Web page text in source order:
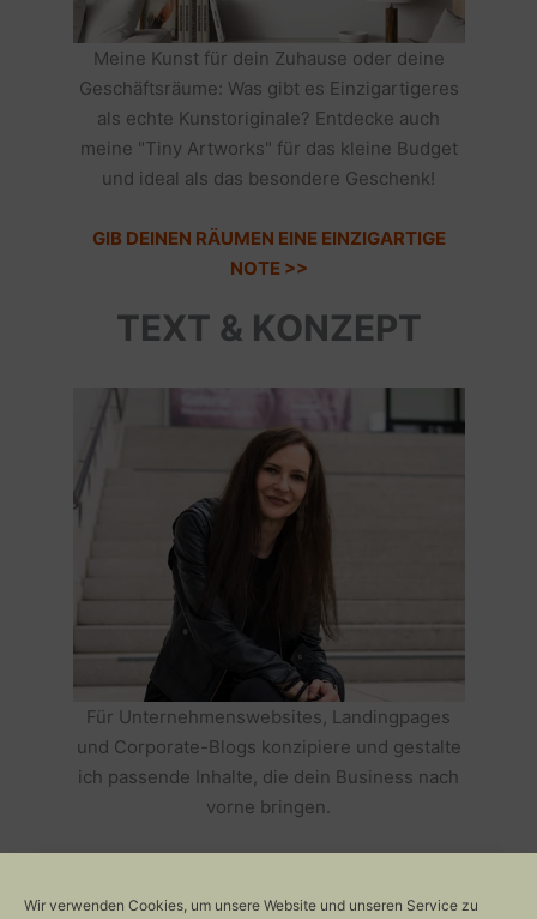
Wir verwenden Cookies, um unsere Website und unseren Service zu
Meine Kunst für dein Zuhause oder deine
Geschäftsräume: Was gibt es Einzigartigeres
als echte Kunstoriginale? Entdecke auch
meine "Tiny Artworks" für das kleine Budget
und ideal als das besondere Geschenk!
GIB DEINEN RÄUMEN EINE EINZIGARTIGE
NOTE >>
TEXT & KONZEPT
Für Unternehmenswebsites, Landingpages
und Corporate-Blogs konzipiere und gestalte
ich passende Inhalte, die dein Business nach
vorne bringen.
ERFOLGREICH MACHEN >>